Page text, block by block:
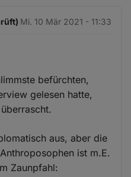
Mi. 10 Mär 2021 - 11:33
befürchten,
gelesen hatte,
aus, aber die
ist m.E.
Zaunpfahl: